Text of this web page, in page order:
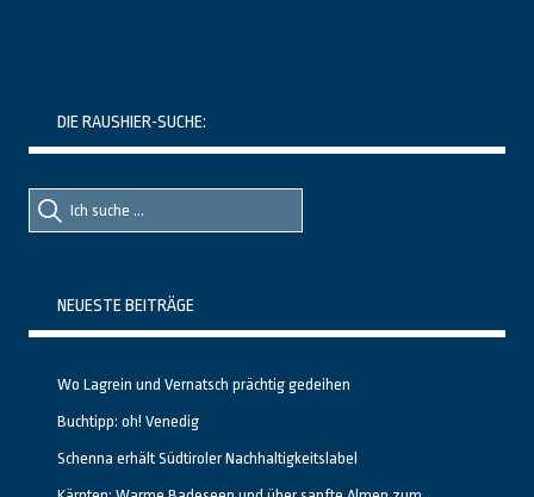
DIE RAUSHIER-SUCHE:
Suche
nach::
Suche
nach:
NEUESTE BEITRÄGE
Wo Lagrein und Vernatsch prächtig gedeihen
Buchtipp: oh! Venedig
Schenna erhält Südtiroler Nachhaltigkeitslabel